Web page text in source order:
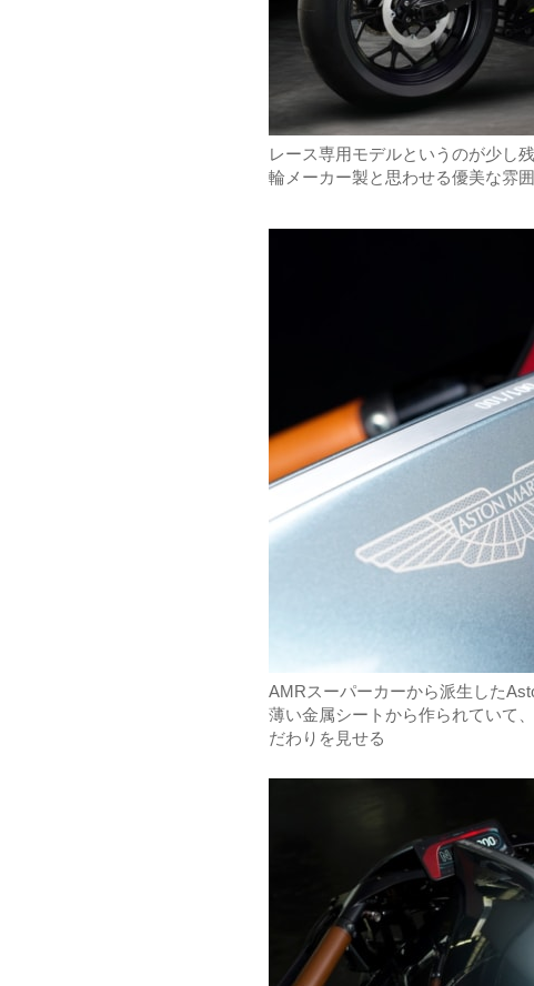
レース専用モデルというのが少し
輪メーカー製と思わせる優美な雰
AMRスーパーカーから派生した
薄い金属シートから作られていて
だわりを見せる